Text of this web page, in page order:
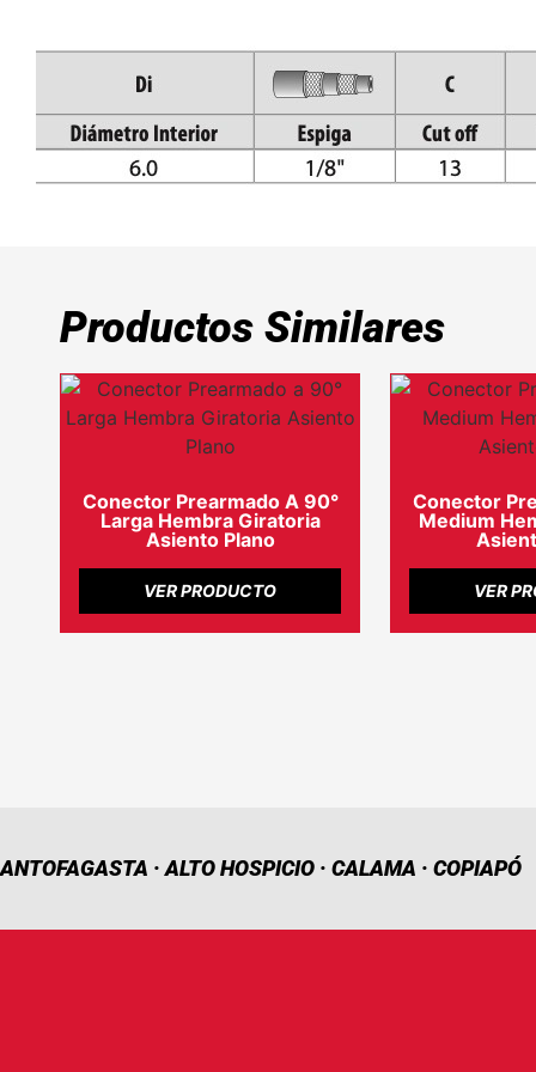
Productos Similares
Conector Prearmado A 90°
Larga Hembra Giratoria
Asiento Plano
VER PRODUCTO
Conector
Medium
VER
ANTOFAGASTA · ALTO HOSPICIO · CALAMA · COPIAPÓ